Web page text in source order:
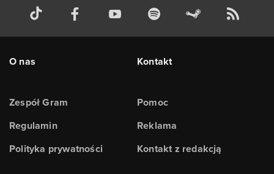
O nas
Zespół Gram
Regulamin
Polityka prywatności
Kontakt
Pomoc
Reklama
Kontakt z redakcją